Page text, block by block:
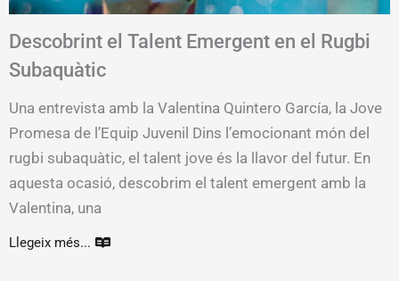
Descobrint el Talent Emergent en el Rugbi
Subaquàtic
Una entrevista amb la Valentina Quintero García, la Jove
Promesa de l’Equip Juvenil Dins l’emocionant món del
rugbi subaquàtic, el talent jove és la llavor del futur. En
aquesta ocasió, descobrim el talent emergent amb la
Valentina, una
Llegeix més...